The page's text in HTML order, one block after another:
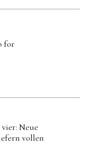
for
Neue
vollen